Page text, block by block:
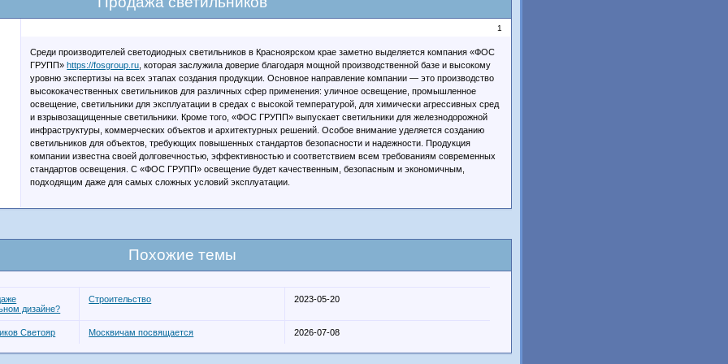
1
Среди производителей светодиодных светильников в Красноярском крае заметно выделяется компания «ФОС
ГРУПП»https://fosgroup.ru , которая заслужила доверие благодаря мощной производственной базе и высокому
уровню экспертизы на всех этапах создания продукции. Основное направление компании — это производство
высококачественных светильников для различных сфер применения: уличное освещение, промышленное
освещение, светильники для эксплуатации в средах с высокой температурой, для химически агрессивных сред
и взрывозащищенные светильники. Кроме того, «ФОС ГРУПП» выпускает светильники для железнодорожной
инфраструктуры, коммерческих объектов и архитектурных решений. Особое внимание уделяется созданию
светильников для объектов, требующих повышенных стандартов безопасности и надежности. Продукция
компании известна своей долговечностью, эффективностью и соответствием всем требованиям современных
стандартов освещения. С «ФОС ГРУПП» освещение будет качественным, безопасным и экономичным,
подходящим даже для самых сложных условий эксплуатации.
Похожие темы
дизайне?
Строительство 2023-05-20
Светояр Москвичам посвящается 2026-07-08